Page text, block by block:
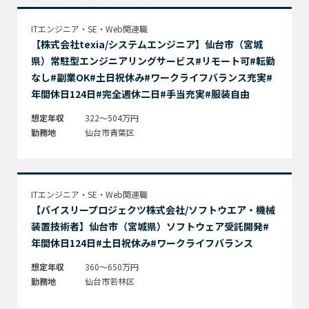
ITエンジニア・SE・Web関連職
【株式会社texia/システムエンジニア】仙台市（宮城
県）常駐型エンジニアリングサービス#リモート可#転勤
なし#副業OK#土日祝休み#ワークライフバランス充実#
年間休日124日#完全週休二日#手当充実#服装自由
想定年収
322～504万円
勤務地
仙台市青葉区
ITエンジニア・SE・Web関連職
【バイスリープロジェクツ株式会社/ソフトウエア・機械
装置技術者】仙台市（宮城県）ソフトウェア受託開発#
年間休日124日#土日祝休み#ワークライフバランス
想定年収
360～650万円
勤務地
仙台市若林区